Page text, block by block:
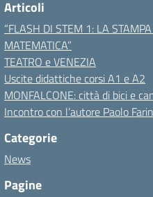
Articoli
“FLASH DI STEM 1: LA
MATEMATICA”
TEATRO e VENEZIA
Uscite didattiche corsi A1 e A2
MONFALCONE: città di bici e
Incontro con l’autore Paolo
Categorie
News
Pagine